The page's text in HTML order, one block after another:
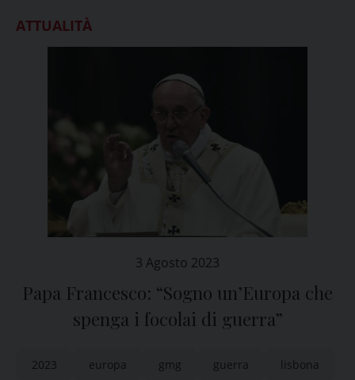
ATTUALITÀ
3 Agosto 2023
Papa Francesco: “Sogno un’Europa che
spenga i focolai di guerra”
2023 europa gmg guerra lisbona